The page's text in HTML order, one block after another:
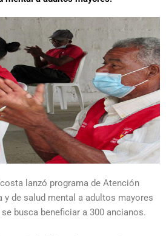
lanzó programa de Atención
y de salud mental a adultos mayores
busca beneficiar a 300 ancianos.